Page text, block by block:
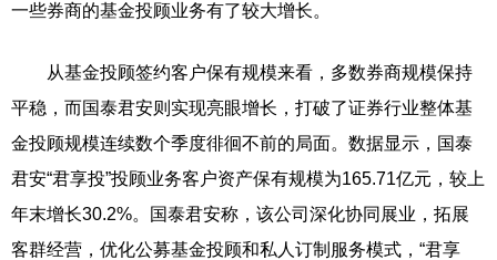
一些券商的基金投顾业务有了较大增长。
从基金投顾签约客户保有规模来看，多数券商规模保持
平稳，而国泰君安则实现亮眼增长，打破了证券行业整体基
金投顾规模连续数个季度徘徊不前的局面。数据显示，国泰
君安“君享投”投顾业务客户资产保有规模为165.71亿元，较上
年末增长30.2%。国泰君安称，该公司深化协同展业，拓展
客群经营，优化公募基金投顾和私人订制服务模式，“君享